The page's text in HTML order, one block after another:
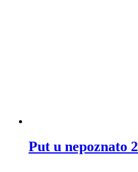
Put u nepoznato 2